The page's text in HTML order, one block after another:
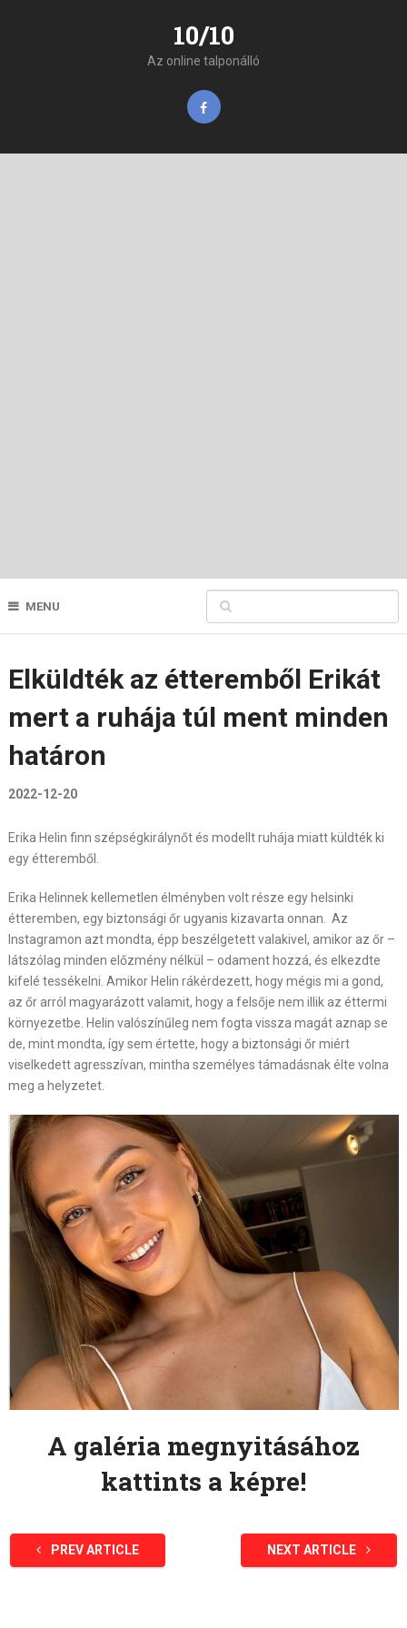
10/10
Az online talponálló
MENU
Elküldték az étteremből Erikát
mert a ruhája túl ment minden
határon
2022-12-20
Erika Helin finn szépségkirálynőt és modellt ruhája miatt küldték ki
egy étteremből.
Erika Helinnek kellemetlen élményben volt része egy helsinki
étteremben, egy biztonsági őr ugyanis kizavarta onnan. Az
Instagramon azt mondta, épp beszélgetett valakivel, amikor az őr –
látszólag minden előzmény nélkül – odament hozzá, és elkezdte
kifelé tessékelni. Amikor Helin rákérdezett, hogy mégis mi a gond,
az őr arról magyarázott valamit, hogy a felsője nem illik az éttermi
környezetbe. Helin valószínűleg nem fogta vissza magát aznap se
de, mint mondta, így sem értette, hogy a biztonsági őr miért
viselkedett agresszívan, mintha személyes támadásnak élte volna
meg a helyzetet.
A galéria megnyitásához
kattints a képre!
PREV ARTICLE NEXT ARTICLE